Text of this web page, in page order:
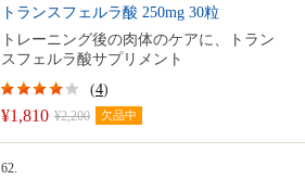
トランスフェルラ酸 250mg 30粒
トレーニング後の肉体のケアに、トラン
スフェルラ酸サプリメント
¥1,810 ¥2,200 欠品中
(4)
62.